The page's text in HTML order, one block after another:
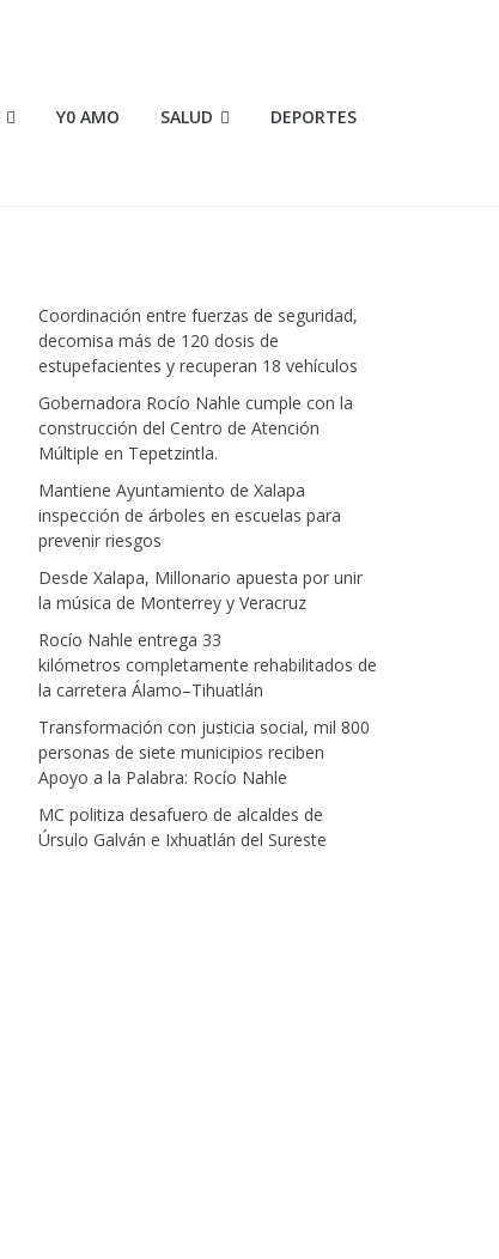
Y0 AMO SALUD DEPORTES
Coordinación entre fuerzas de seguridad,
decomisa más de 120 dosis de
estupefacientes y recuperan 18 vehículos
Gobernadora Rocío Nahle cumple con la
construcción del Centro de Atención
Múltiple en Tepetzintla.
Mantiene Ayuntamiento de Xalapa
inspección de árboles en escuelas para
prevenir riesgos
Desde Xalapa, Millonario apuesta por unir
la música de Monterrey y Veracruz
Rocío Nahle entrega 33
kilómetros completamente rehabilitados de
la carretera Álamo–Tihuatlán
Transformación con justicia social, mil 800
personas de siete municipios reciben
Apoyo a la Palabra: Rocío Nahle
MC politiza desafuero de alcaldes de
Úrsulo Galván e Ixhuatlán del Sureste